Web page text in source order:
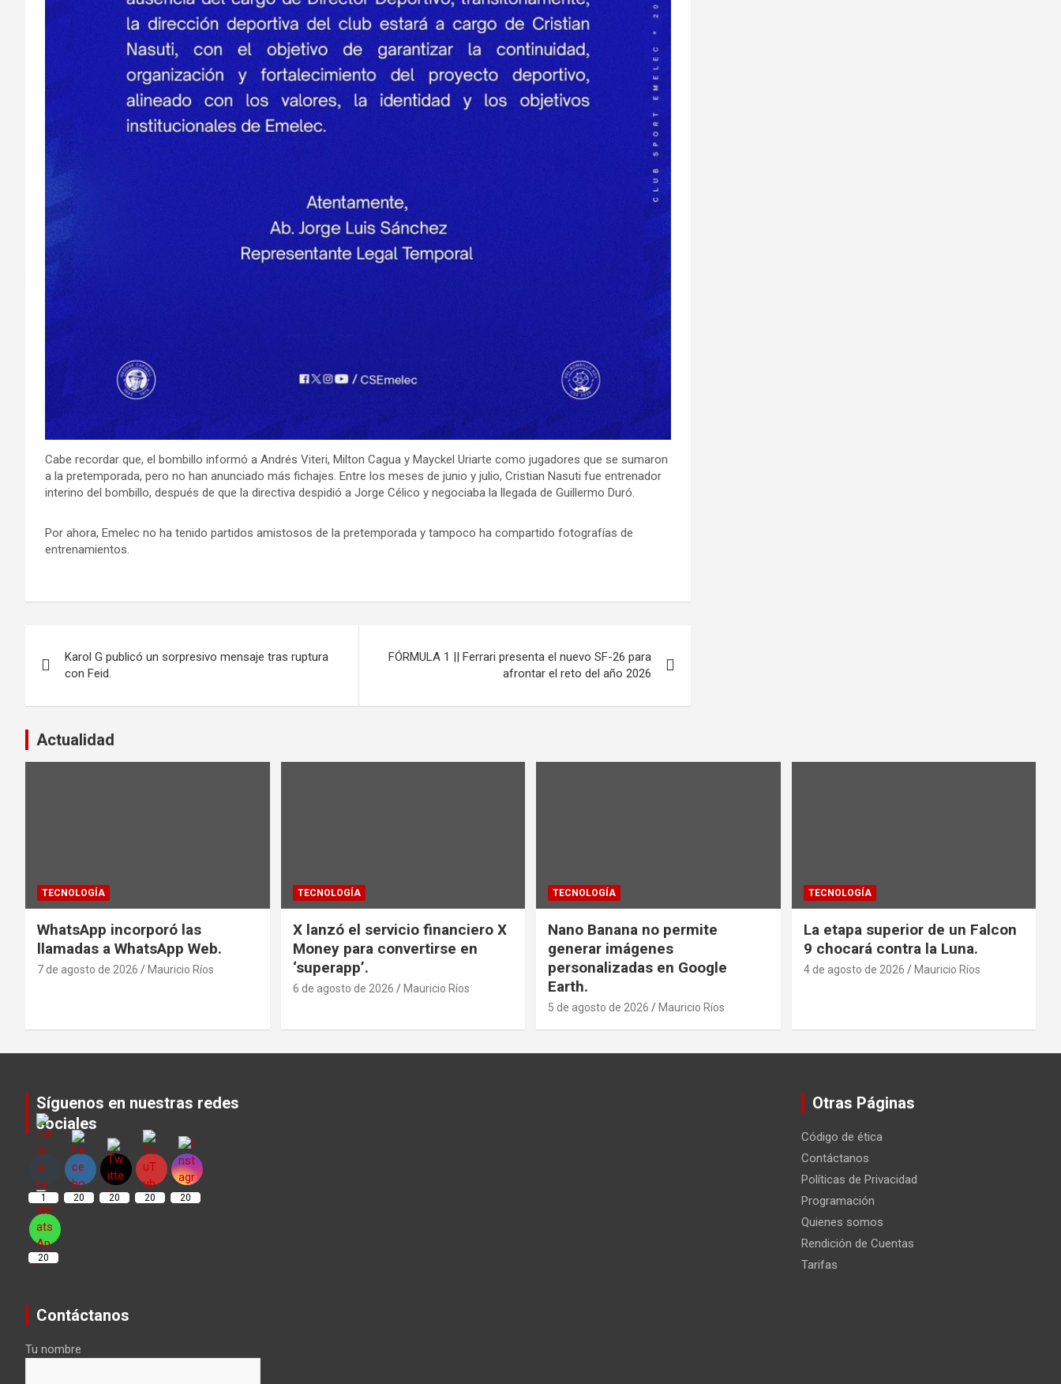
Cabe recordar que, el bombillo informó a Andrés Viteri, Milton Cagua y Mayckel Uriarte como jugadores que se sumaron
a la pretemporada, pero no han anunciado más fichajes. Entre los meses de junio y julio, Cristian Nasuti fue entrenador
interino del bombillo, después de que la directiva despidió a Jorge Célico y negociaba la llegada de Guillermo Duró.
Por ahora, Emelec no ha tenido partidos amistosos de la pretemporada y tampoco ha compartido fotografías de
entrenamientos.
de
entradas
Karol G publicó un sorpresivo mensaje tras ruptura
con Feid.
FÓRMULA 1 || Ferrari presenta el nuevo SF-26 para
afrontar el reto del año 2026
Actualidad
TECNOLOGÍA
WhatsApp incorporó las
llamadas a WhatsApp Web.
7 de agosto de 2026 Mauricio Ríos
TECNOLOGÍA
X lanzó el servicio financiero X
Money para convertirse en
‘superapp’.
6 de agosto de 2026 Mauricio Ríos
TECNOLOGÍA
Nano Banana no permite
generar imágenes
personalizadas en Google
Earth.
5 de agosto de 2026 Mauricio Ríos
TECNOLOGÍA
La etapa superior de un Falcon
9 chocará contra la Luna.
4 de agosto de 2026 Mauricio Ríos
Síguenos en nuestras redes
sociales
1 20 20 20 20
20
Contáctanos
Tu nombre
Otras Páginas
Código de ética
Contáctanos
Políticas de Privacidad
Programación
Quienes somos
Rendición de Cuentas
Tarifas